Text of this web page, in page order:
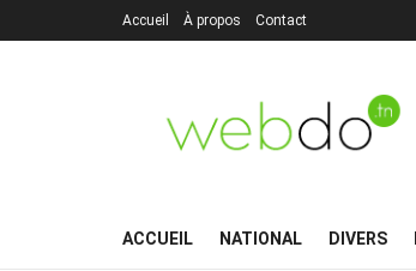
Accueil À propos Contact
ACCUEIL NATIONAL DIVERS